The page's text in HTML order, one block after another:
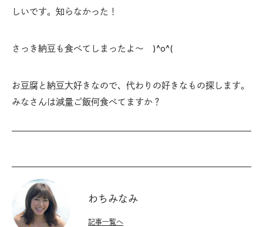
しいです。知らなかった！
さっき納豆も食べてしまったよ〜 )^o^(
お豆腐と納豆大好きなので、代わりの好きなもの探します。
みなさんは減量ご飯何食べてますか？
わちみなみ
記事一覧へ